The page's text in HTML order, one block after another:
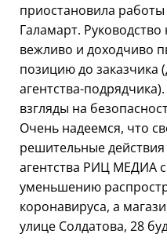
приостановила
Галамарт.
вежливо и доходчиво
позицию до заказчика
агентства-
взгляды на
Очень надеемся, что
решительные
агентства РИЦ МЕДИА
уменьшению
коронавируса, а
улице Солдатова, 28